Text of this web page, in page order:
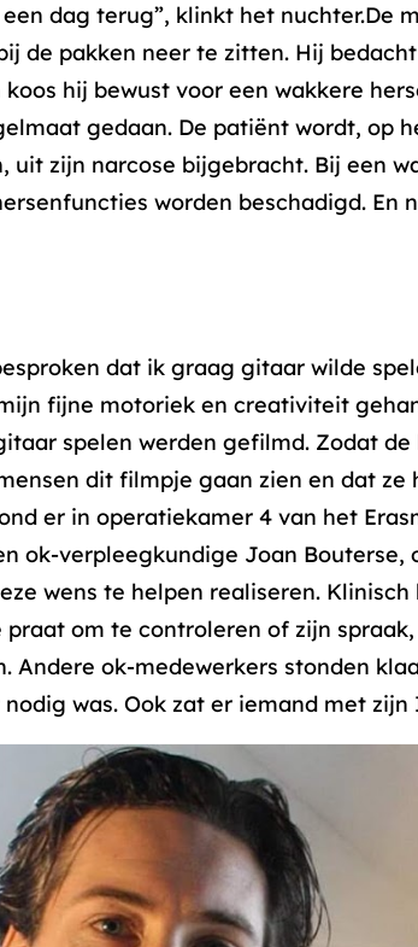
dag terug”, klinkt het nuchter.De
de pakken neer te zitten. Hij
hij bewust voor een wakkere
gedaan. De patiënt wordt, op
uit zijn narcose bijgebracht. Bij een
worden beschadigd. En
dat ik graag gitaar wilde
fijne motoriek en creativiteit
spelen werden gefilmd. Zodat
dit filmpje gaan zien en dat ze
er in operatiekamer 4 van het
ok-verpleegkundige Joan
wens te helpen realiseren.
om te controleren of zijn
Andere ok-medewerkers stonden
was. Ook zat er iemand met